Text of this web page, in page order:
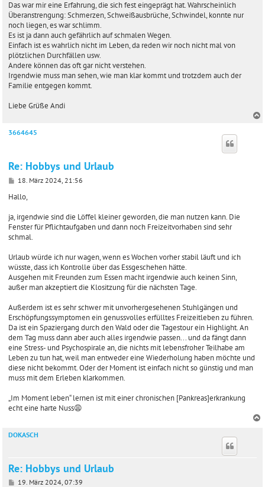
Das war mir eine Erfahrung, die sich fest eingeprägt hat. Wahrscheinlich
Überanstrengung: Schmerzen, Schweißausbrüche, Schwindel, konnte nur
noch liegen, es war schlimm.
Es ist ja dann auch gefährlich auf schmalen Wegen.
Einfach ist es wahrlich nicht im Leben, da reden wir noch nicht mal von
plötzlichen Durchfällen usw.
Andere können das oft gar nicht verstehen.
Irgendwie muss man sehen, wie man klar kommt und trotzdem auch der
Familie entgegen kommt.
Liebe Grüße Andi
3664645
Re: Hobbys und Urlaub
B
i
r
a
g
18. März 2024, 21:56
Hallo,
ja, irgendwie sind die Löffel kleiner geworden, die man nutzen kann. Die
Fenster für Pflichtaufgaben und dann noch Freizeitvorhaben sind sehr
schmal.
Urlaub würde ich nur wagen, wenn es Wochen vorher stabil läuft und ich
wüsste, dass ich Kontrolle über das Essgeschehen hätte.
Ausgehen mit Freunden zum Essen macht irgendwie auch keinen Sinn,
außer man akzeptiert die Klositzung für die nächsten Tage.
Außerdem ist es sehr schwer mit unvorhergesehenen Stuhlgängen und
Erschöpfungssymptomen ein genussvolles erfülltes Freizeitleben zu führen.
Da ist ein Spaziergang durch den Wald oder die Tagestour ein Highlight. An
dem Tag muss dann aber auch alles irgendwie passen... und da fängt dann
eine Stress- und Psychospirale an, die nichts mit lebensfroher Teilhabe am
Leben zu tun hat, weil man entweder eine Wiederholung haben möchte und
diese nicht bekommt. Oder der Moment ist einfach nicht so günstig und man
muss mit dem Erleben klarkommen.
„Im Moment leben“ lernen ist mit einer chronischen [Pankreas]erkrankung
echt eine harte Nuss😩
DOKASCH
Re: Hobbys und Urlaub
B19. März 2024, 07:39